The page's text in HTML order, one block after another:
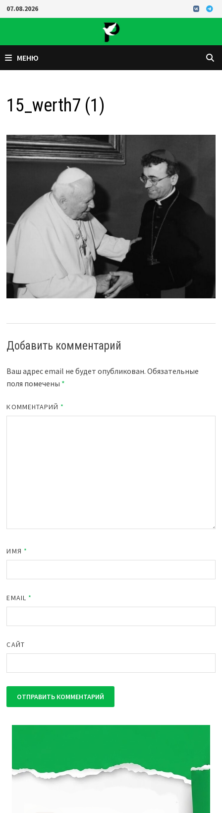
Перейти
к
07.08.2026
МЕНЮ
15_werth7 (1)
Добавить комментарий
Ваш адрес email не будет опубликован. Обязательные
поля помечены *
КОММЕНТАРИЙ *
ИМЯ *
EMAIL *
САЙТ